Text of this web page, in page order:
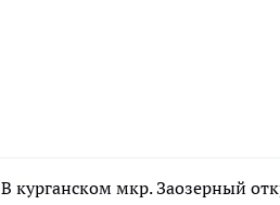
В курганском мкр. Заозерный